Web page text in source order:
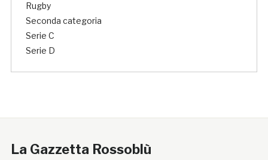
Rugby
Seconda categoria
Serie C
Serie D
La Gazzetta Rossoblù